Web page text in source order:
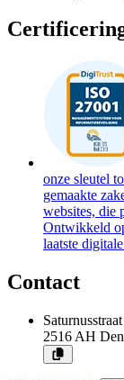
onze sleutel
gemaakte
websites, die
Ontwikkeld
laatste
Contact
2516 AH